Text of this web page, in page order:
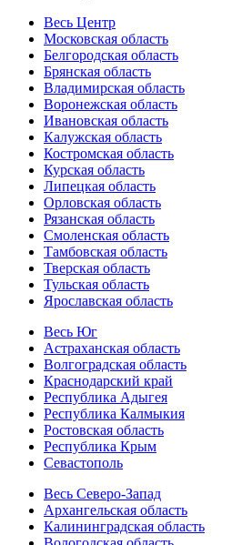
Весь Центр
Московская область
Белгородская область
Брянская область
Владимирская область
Воронежская область
Ивановская область
Калужская область
Костромская область
Курская область
Липецкая область
Орловская область
Рязанская область
Смоленская область
Тамбовская область
Тверская область
Тульская область
Ярославская область
Весь Юг
Астраханская область
Волгоградская область
Краснодарский край
Республика Адыгея
Республика Калмыкия
Ростовская область
Республика Крым
Севастополь
Весь Северо-Запад
Архангельская область
Калининградская область